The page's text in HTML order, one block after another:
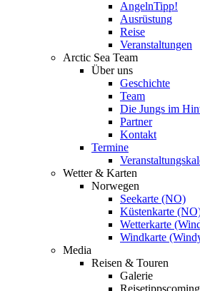
AngelnTipp!
Ausrüstung
Reise
Veranstaltungen
Arctic Sea Team
Über uns
Geschichte
Team
Die Jungs im
Partner
Kontakt
Termine
Wetter & Karten
Norwegen
Seekarte (NO)
Küstenkarte
Wetterkarte
Windkarte
Media
Reisen & Touren
Galerie